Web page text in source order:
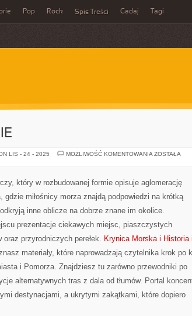
Pop Rock Spis Treści Gadaj Tagi
LIS - 24 - 2025 MOŻLIWOŚĆ KOMENTOWANIA MORZE
ZOSTAŁA
który w rozbudowanej formie opisuje aglomerację
gdzie miłośnicy morza znajdą podpowiedzi na krótką
inne oblicze na dobrze znane im okolice.
prezentacje ciekawych miejsc, piaszczystych
przyrodniczych perełek. Krynica Morska i Historia i
materiały, które naprowadzają czytelnika krok po
i Pomorza. Znajdziesz tu zarówno przewodniki po
alternatywnych tras z dala od tłumów. Portal
destynacjami, a ukrytymi zakątkami, które dopiero